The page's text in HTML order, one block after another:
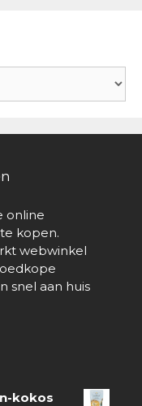
online
kopen.
webwinkel
snel aan huis
kokos